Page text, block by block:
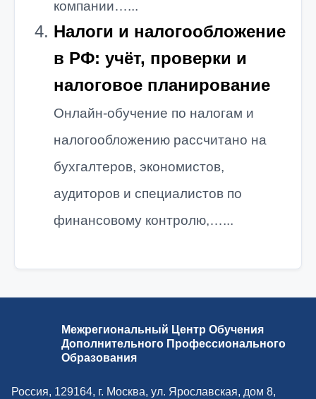
компании…...
Налоги и налогообложение
в РФ: учёт, проверки и
налоговое планирование
Онлайн-обучение по налогам и
налогообложению рассчитано на
бухгалтеров, экономистов,
аудиторов и специалистов по
финансовому контролю,…...
Межрегиональный Центр Обучения
Дополнительного Профессионального
Образования
Россия, 129164, г. Москва, ул. Ярославская, дом 8,